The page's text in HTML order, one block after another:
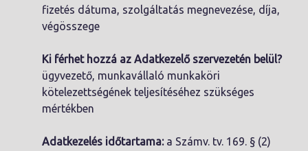
fizetés dátuma, szolgáltatás megnevezése, díja,
végösszege
Ki férhet hozzá az Adatkezelő szervezetén belül?
ügyvezető, munkavállaló munkaköri
kötelezettségének teljesítéséhez szükséges
mértékben
Adatkezelés időtartama: a Számv. tv. 169. § (2)